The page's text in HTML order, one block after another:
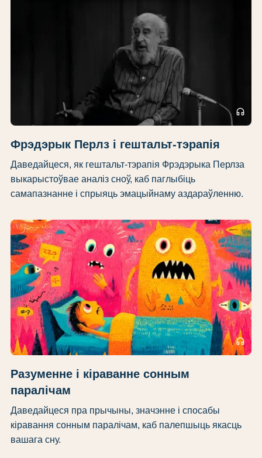
headphones
Фрэдэрык Перлз і гештальт-тэрапія
Даведайцеся, як гештальт-тэрапія Фрэдэрыка Перлза
выкарыстоўвае аналіз сноў, каб паглыбіць
самапазнанне і спрыяць эмацыйнаму аздараўленню.
headphones
Разуменне і кіраванне сонным
паралічам
Даведайцеся пра прычыны, значэнне і спосабы
кіравання сонным паралічам, каб палепшыць якасць
вашага сну.